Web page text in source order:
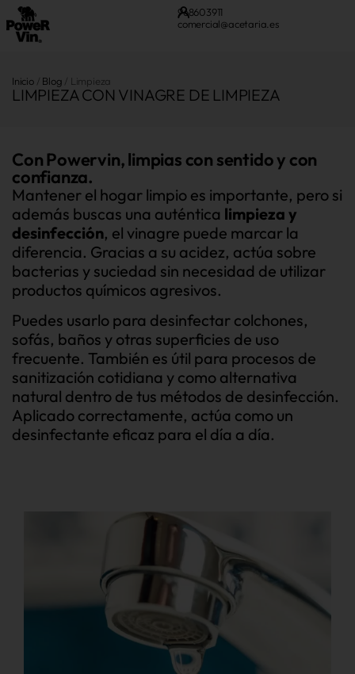
968603911
comercial@acetaria.es
Inicio/ Blog / Limpieza
LIMPIEZA CON VINAGRE DE LIMPIEZA
Con Powervin, limpias con sentido y con
confianza.
Mantener el hogar limpio es importante, pero si
además buscas una auténtica limpieza y
desinfección, el vinagre puede marcar la
diferencia. Gracias a su acidez, actúa sobre
bacterias y suciedad sin necesidad de utilizar
productos químicos agresivos.
Puedes usarlo para desinfectar colchones,
sofás, baños y otras superficies de uso
frecuente. También es útil para procesos de
sanitización cotidiana y como alternativa
natural dentro de tus métodos de desinfección.
Aplicado correctamente, actúa como un
desinfectante eficaz para el día a día.